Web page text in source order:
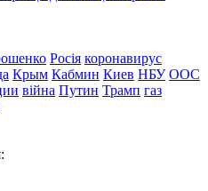
Росія коронавирус
Крым Кабмин Киев НБУ ООС
війна Путин Трамп газ